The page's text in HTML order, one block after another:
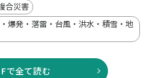
合災害
爆発・落雷・台風・洪水・積雪・地
で全て読む